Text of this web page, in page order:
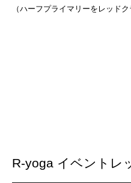
（ハーフプライマリーをレッドク
R-yoga イベントレ